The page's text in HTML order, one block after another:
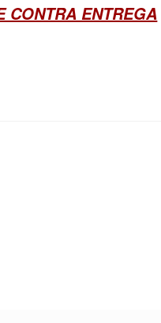
CONTRA ENTREGA